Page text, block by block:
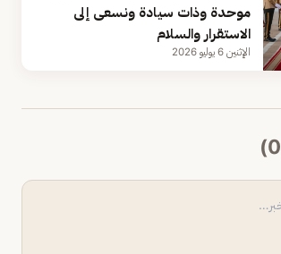
موحدة وذات سيادة ونسعى إلى
الاستقرار والسلام
الإثنين 6 يوليو 2026
0
)